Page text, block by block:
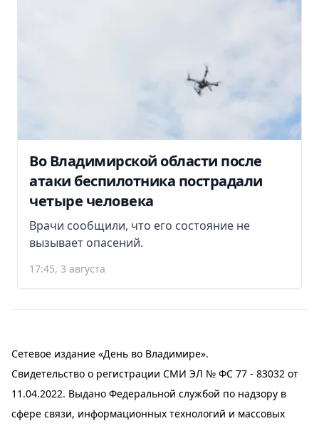
Во Владимирской области после
атаки беспилотника пострадали
четыре человека
Врачи сообщили, что его состояние не
вызывает опасений.
17:45, 3 августа
Сетевое издание «День во Владимире».
Свидетельство о регистрации СМИ ЭЛ № ФС 77 - 83032 от
11.04.2022. Выдано Федеральной службой по надзору в
сфере связи, информационных технологий и массовых